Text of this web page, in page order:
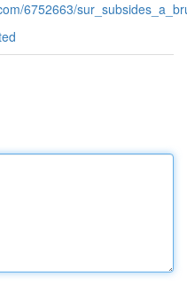
6752663/